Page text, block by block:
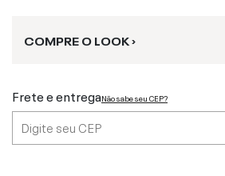
COMPRE O LOOK ›
Frete e entregaNão sabe seu CEP?